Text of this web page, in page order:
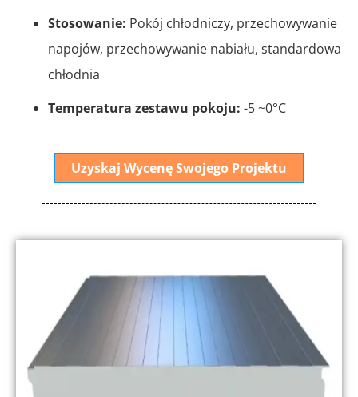
Stosowanie: Pokój chłodniczy, przechowywanie
napojów, przechowywanie nabiału, standardowa
chłodnia
Temperatura zestawu pokoju: -5 ~0°C
Uzyskaj Wycenę Swojego Projektu